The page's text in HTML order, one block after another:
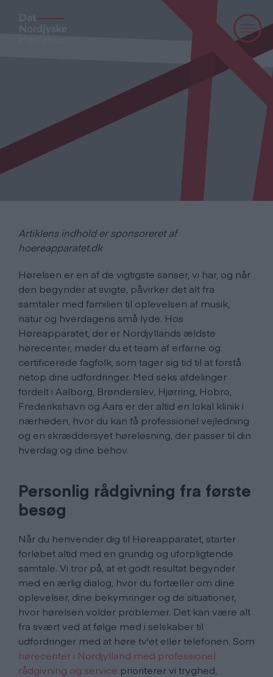
Artiklens indhold er sponsoreret af
hoereapparatet.dk
Hørelsen er en af de vigtigste sanser, vi har, og når
den begynder at svigte, påvirker det alt fra
samtaler med familien til oplevelsen af musik,
natur og hverdagens små lyde. Hos
Høreapparatet, der er Nordjyllands ældste
hørecenter, møder du et team af erfarne og
certificerede fagfolk, som tager sig tid til at forstå
netop dine udfordringer. Med seks afdelinger
fordelt i Aalborg, Brønderslev, Hjørring, Hobro,
Frederikshavn og Aars er der altid en lokal klinik i
nærheden, hvor du kan få professionel vejledning
og en skræddersyet høreløsning, der passer til din
hverdag og dine behov.
Personlig rådgivning fra første
besøg
Når du henvender dig til Høreapparatet, starter
forløbet altid med en grundig og uforpligtende
samtale. Vi tror på, at et godt resultat begynder
med en ærlig dialog, hvor du fortæller om dine
oplevelser, dine bekymringer og de situationer,
hvor hørelsen volder problemer. Det kan være alt
fra svært ved at følge med i selskaber til
udfordringer med at høre tv'et eller telefonen. Som
hørecenter i Nordjylland med professionel
rådgivning og service prioriterer vi tryghed,